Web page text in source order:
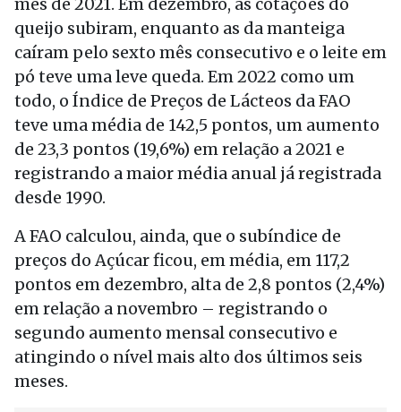
queijo subiram, enquanto as da manteiga
caíram pelo sexto mês consecutivo e o leite em
pó teve uma leve queda. Em 2022 como um
todo, o Índice de Preços de Lácteos da FAO
teve uma média de 142,5 pontos, um aumento
de 23,3 pontos (19,6%) em relação a 2021 e
registrando a maior média anual já registrada
desde 1990.
A FAO calculou, ainda, que o subíndice de
preços do Açúcar ficou, em média, em 117,2
pontos em dezembro, alta de 2,8 pontos (2,4%)
em relação a novembro – registrando o
segundo aumento mensal consecutivo e
atingindo o nível mais alto dos últimos seis
meses.